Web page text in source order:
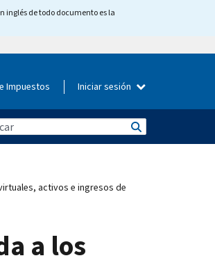
inglés de todo documento es la
Impuestos Iniciar sesión
activos e ingresos de
a los